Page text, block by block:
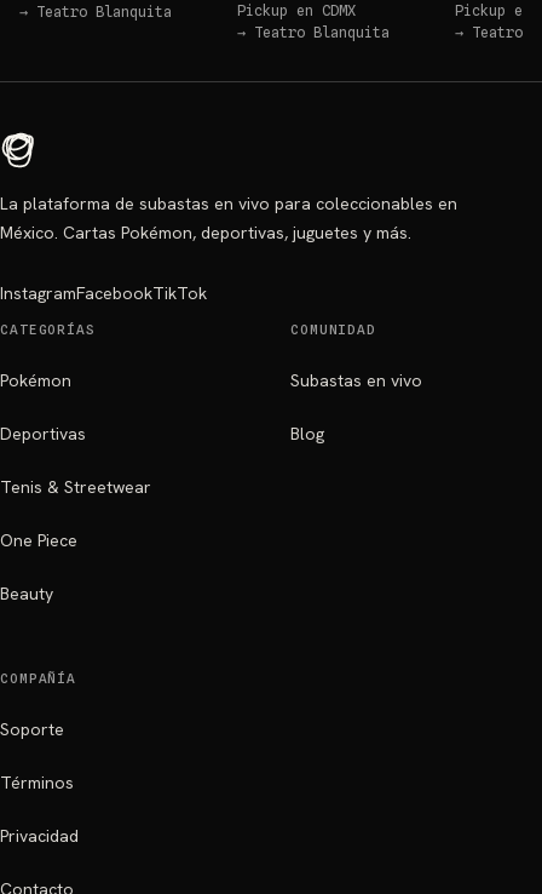
→ Teatro Blanquita
Pickup en CDMX
→ Teatro Blanquita
Pickup en
→ Teatro
La plataforma de subastas en vivo para coleccionables en
México. Cartas Pokémon, deportivas, juguetes y más.
InstagramFacebookTikTok
CATEGORÍAS
Pokémon
Deportivas
Tenis & Streetwear
One Piece
Beauty
COMUNIDAD
Subastas en vivo
Blog
COMPAÑÍA
Soporte
Términos
Privacidad
Contacto